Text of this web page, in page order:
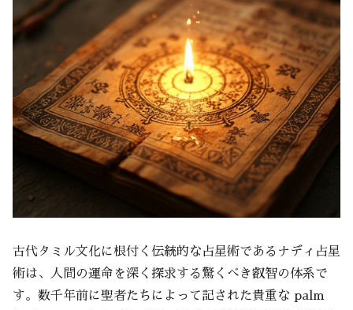
古代タミル文化に根付く伝統的な占星術であるナディ占星
術は、人間の運命を深く探求する驚くべき叡智の体系で
す。数千年前に聖者たちによって記された貴重な palm